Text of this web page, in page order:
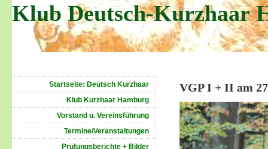
Klub Deutsch-Kurzhaar
VGP I + II am
Startseite: Deutsch Kurzhaar
Klub Kurzhaar Hamburg
Vorstand u. Vereinsführung
Termine/Veranstaltungen
Prüfungsberichte + Bilder